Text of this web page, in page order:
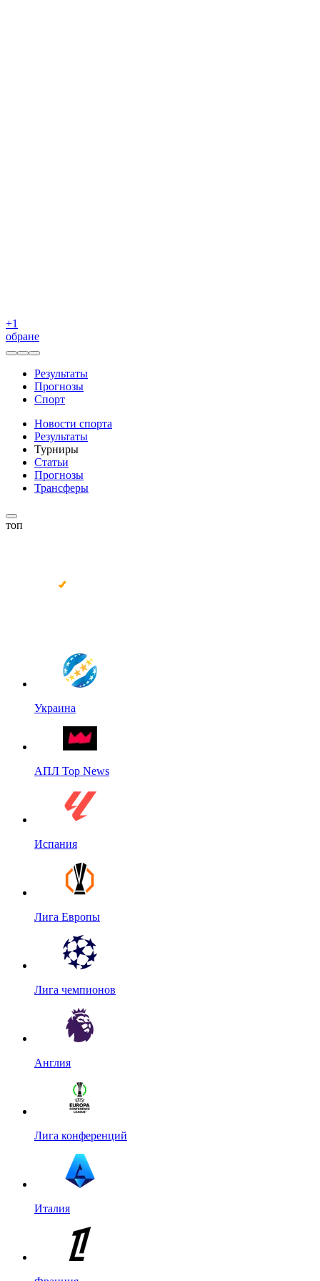
+1
обране
Результаты
Прогнозы
Спорт
Новости спорта
Результаты
Турниры
Статьи
Прогнозы
Трансферы
топ
Украина
АПЛ Top News
Испания
Лига Европы
Лига чемпионов
Англия
Лига конференций
Италия